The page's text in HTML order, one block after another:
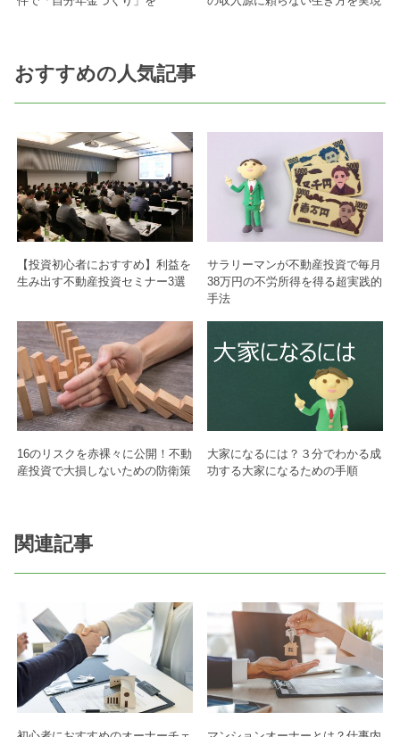
おすすめの人気記事
【投資初心者におすすめ】利益を
生み出す不動産投資セミナー3選
サラリーマンが不動産投資で毎月
38万円の不労所得を得る超実践的
手法
16のリスクを赤裸々に公開！不動
産投資で大損しないための防衛策
大家になるには？３分でわかる成
功する大家になるための手順
関連記事